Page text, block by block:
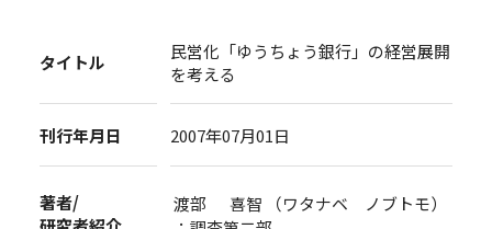
タイトル
民営化「ゆうちょう銀行」の経営展開
を考える
刊行年月日 2007年07月01日
著者/
渡部 喜智 （ワタナベ ノブトモ）